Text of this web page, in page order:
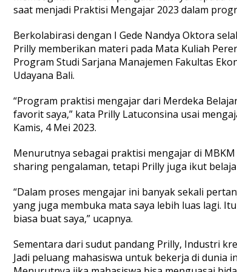
i
M
e
n
g
a
r
d
U
n
u
B
a
saat menjadi Praktisi Mengajar 2023 dalam
Berkolabirasi dengan I Gede Nandya Oktora
Prilly memberikan materi pada Mata Kuliah
Program Studi Sarjana Manajemen Fakultas
Udayana Bali.
“Program praktisi mengajar dari Merdeka
favorit saya,” kata Prilly Latuconsina usai
Kamis, 4 Mei 2023.
Menurutnya sebagai praktisi mengajar di
sharing pengalaman, tetapi Prilly juga ikut
“Dalam proses mengajar ini banyak sekali
yang juga membuka mata saya lebih luas lagi.
biasa buat saya,” ucapnya.
Sementara dari sudut pandang Prilly, Industri
Jadi peluang mahasiswa untuk bekerja di dunia